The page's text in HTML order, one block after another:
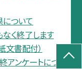
ついて
く終了します
文書配付）
ンケートにつ